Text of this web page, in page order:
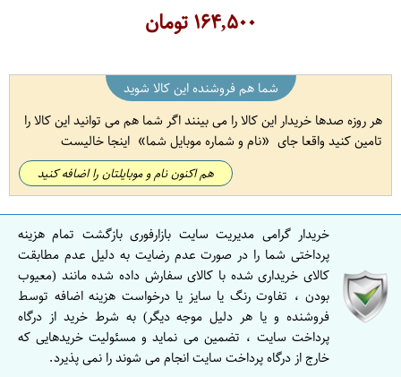
۱۶۴,۵۰۰تومان
شما هم فروشنده این کالا شوید
هر روزه صدها خریدار این کالا را می بینند اگر شما هم می توانید این کالا را
تامین کنید واقعا جای
نام و شماره موبایل شما اینجا خالیست
هم اکنون نام و موبایلتان را اضافه کنید
خریدار گرامی مدیریت سایت بازارفوری بازگشت تمام هزینه
پرداختی شما را در صورت عدم رضایت به دلیل عدم مطابقت
کالای خریداری شده با کالای سفارش داده شده مانند (معیوب
بودن ، تفاوت رنگ یا سایز یا درخواست هزینه اضافه توسط
فروشنده و یا هر دلیل موجه دیگر) به شرط خرید از درگاه
پرداخت سایت ، تضمین می نماید و مسئولیت خریدهایی که
خارج از درگاه پرداخت سایت انجام می شوند را نمی پذیرد.